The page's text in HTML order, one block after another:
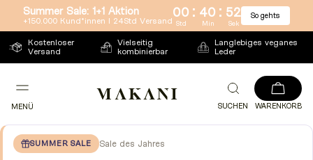
Direkt
zum
Inhalt
Summer Sale: 1+1 Aktion
+150.000 Kund*innen l 24Std Versand
00 : 40 : 51
Std Min Sek
So gehts
Kostenloser
Versand
Vielseitig
kombinierbar
Langlebiges veganes
Leder
MENÜ SUCHEN WARENKORB
SUMMER SALE Sale des Jahres